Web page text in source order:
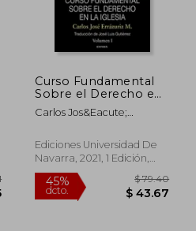
Curso Fundamental
Sobre el Derecho en
la Iglesia: Volumen i
(Manuales de
Carlos Jos&Eacute;
Mackenna
Ediciones Universidad De
Navarra, 2021, 1 Edición,
Tapa Dura, Nuevo